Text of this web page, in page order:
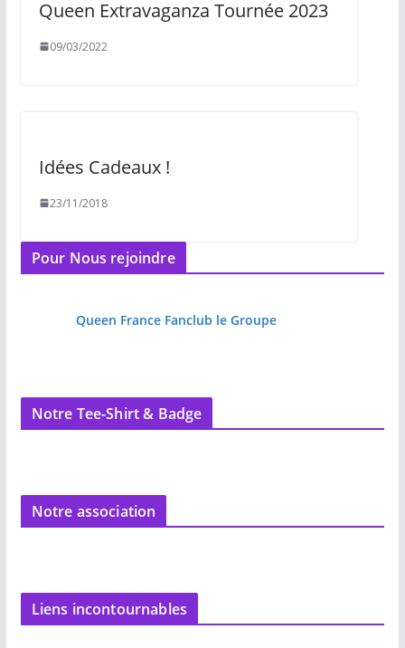
Queen Extravaganza Tournée 2023
09/03/2022
Idées Cadeaux !
23/11/2018
Pour Nous rejoindre
Queen France Fanclub le Groupe
Notre Tee-Shirt & Badge
Notre association
Liens incontournables